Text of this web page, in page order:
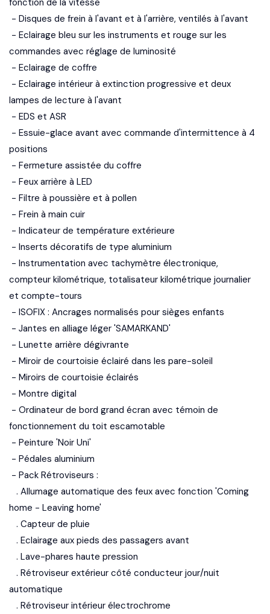
fonction de la vitesse
- Disques de frein à l'avant et à l'arrière, ventilés à l'avant
- Eclairage bleu sur les instruments et rouge sur les
commandes avec réglage de luminosité
- Eclairage de coffre
- Eclairage intérieur à extinction progressive et deux
lampes de lecture à l'avant
- EDS et ASR
- Essuie-glace avant avec commande d'intermittence à 4
positions
- Fermeture assistée du coffre
- Feux arrière à LED
- Filtre à poussière et à pollen
- Frein à main cuir
- Indicateur de température extérieure
- Inserts décoratifs de type aluminium
- Instrumentation avec tachymètre électronique,
compteur kilométrique, totalisateur kilométrique journalier
et compte-tours
- ISOFIX : Ancrages normalisés pour sièges enfants
- Jantes en alliage léger 'SAMARKAND'
- Lunette arrière dégivrante
- Miroir de courtoisie éclairé dans les pare-soleil
- Miroirs de courtoisie éclairés
- Montre digital
- Ordinateur de bord grand écran avec témoin de
fonctionnement du toit escamotable
- Peinture 'Noir Uni'
- Pédales aluminium
- Pack Rétroviseurs :
. Allumage automatique des feux avec fonction 'Coming
home - Leaving home'
. Capteur de pluie
. Eclairage aux pieds des passagers avant
. Lave-phares haute pression
. Rétroviseur extérieur côté conducteur jour/nuit
automatique
. Rétroviseur intérieur électrochrome